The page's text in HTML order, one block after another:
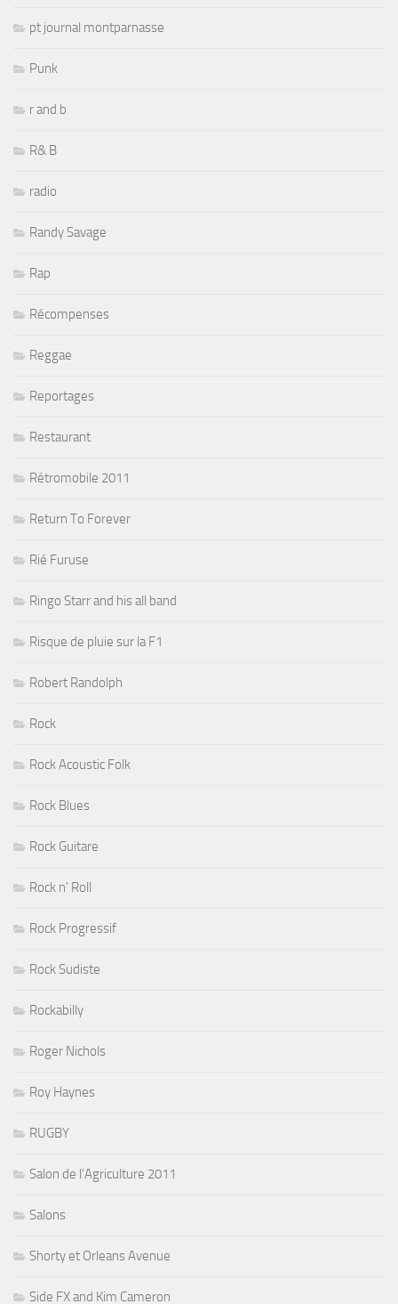
pt journal montparnasse
Punk
r and b
R& B
radio
Randy Savage
Rap
Récompenses
Reggae
Reportages
Restaurant
Rétromobile 2011
Return To Forever
Rié Furuse
Ringo Starr and his all band
Risque de pluie sur la F1
Robert Randolph
Rock
Rock Acoustic Folk
Rock Blues
Rock Guitare
Rock n' Roll
Rock Progressif
Rock Sudiste
Rockabilly
Roger Nichols
Roy Haynes
RUGBY
Salon de l'Agriculture 2011
Salons
Shorty et Orleans Avenue
Side FX and Kim Cameron